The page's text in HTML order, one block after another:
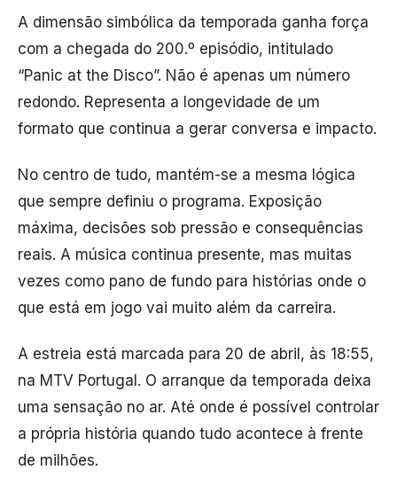
A dimensão simbólica da temporada ganha força
com a chegada do 200.º episódio, intitulado
“Panic at the Disco”. Não é apenas um número
redondo. Representa a longevidade de um
formato que continua a gerar conversa e impacto.
No centro de tudo, mantém-se a mesma lógica
que sempre definiu o programa. Exposição
máxima, decisões sob pressão e consequências
reais. A música continua presente, mas muitas
vezes como pano de fundo para histórias onde o
que está em jogo vai muito além da carreira.
A estreia está marcada para 20 de abril, às 18:55,
na MTV Portugal. O arranque da temporada deixa
uma sensação no ar. Até onde é possível controlar
a própria história quando tudo acontece à frente
de milhões.